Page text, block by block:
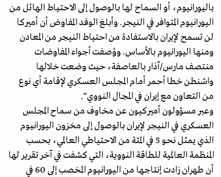
باليورانيوم، أو السماح لها بالوصول إلى الاحتياط الهائل من
اليورانيوم المتوافر في النيجر. وأبلغ الوفد المفاوض أن أميركا
لن تسمح لإيران بالاستفادة من احتياط النيجر من المعادن
ومنها اليورانيوم بالأساس. ووُصفت أجواء المفاوضات
منتصف مارس/آذار بالعاصفة، حيث وضعت خلالها
واشنطن خطا أحمر أمام المجلس العسكري لإقامة أي نوع
من التعاون مع إيران في المجال النووي".
وعبر مسؤولون أميركيون عن مخاوف من سماح المجلس
العسكري في النيجر لإيران بالوصول إلى مخزون اليورانيوم
الذي يمثل نحو 5 في المئة من الاحتياطي العالمي، بحسب
المنظمة العالمية للطاقة النووية، التي كشفت في آخر تقرير لها
أن طهران زادت إنتاجها من اليورانيوم المخصب إلى 60 في